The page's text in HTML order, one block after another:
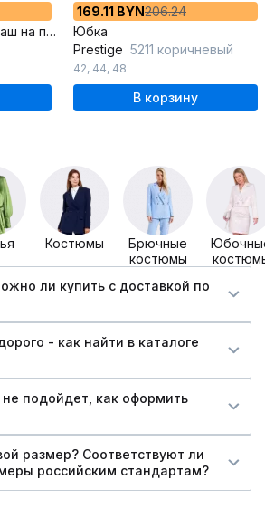
Черная юбка-карандаш на притачном поясе
169.11 BYN206.24
Юбка
Prestige 5211 коричневый
42, 44, 48
В корзину
Костюмы
Брючные
костюмы
ли купить c доставкой по
- как найти в каталоге
подойдет, как оформить
размер? Соответствуют ли
российским стандартам?